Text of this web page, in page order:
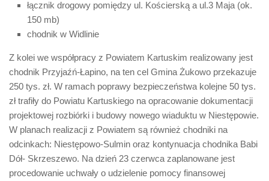
łącznik drogowy pomiędzy ul. Kościerską a ul.3 Maja (ok.
150 mb)
chodnik w Widlinie
Z kolei we współpracy z Powiatem Kartuskim realizowany jest
chodnik Przyjaźń-Łapino, na ten cel Gmina Żukowo przekazuje
250 tys. zł. W ramach poprawy bezpieczeństwa kolejne 50 tys.
zł trafiły do Powiatu Kartuskiego na opracowanie dokumentacji
projektowej rozbiórki i budowy nowego wiaduktu w Niestępowie.
W planach realizacji z Powiatem są również chodniki na
odcinkach: Niestępowo-Sulmin oraz kontynuacja chodnika Babi
Dół- Skrzeszewo. Na dzień 23 czerwca zaplanowane jest
procedowanie uchwały o udzielenie pomocy finansowej